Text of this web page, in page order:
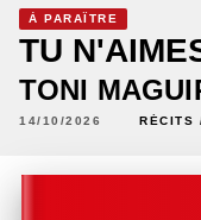
À PARAÎTRE
TU
TONI
14/10/2026 RÉCITS